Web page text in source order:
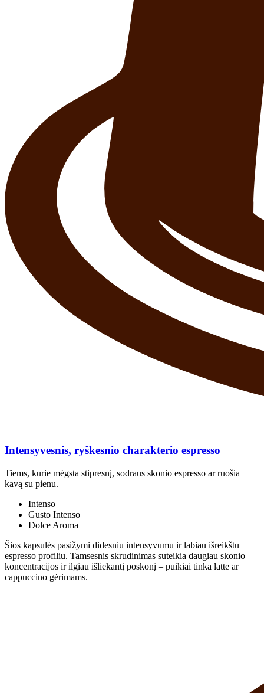
Intensyvesnis, ryškesnio charakterio espresso
Tiems, kurie mėgsta stipresnį, sodraus skonio espresso ar ruošia
kavą su pienu.
Intenso
Gusto Intenso
Dolce Aroma
Šios kapsulės pasižymi didesniu intensyvumu ir labiau išreikštu
espresso profiliu. Tamsesnis skrudinimas suteikia daugiau skonio
koncentracijos ir ilgiau išliekantį poskonį – puikiai tinka latte ar
cappuccino gėrimams.